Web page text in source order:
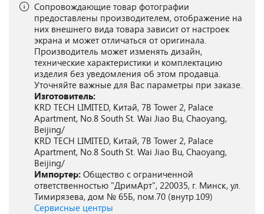
Сопровождающие товар фотографии
предоставлены производителем, отображение на
них внешнего вида товара зависит от настроек
экрана и может отличаться от оригинала.
Производитель может изменять дизайн,
технические характеристики и комплектацию
изделия без уведомления об этом продавца.
Уточняйте важные для Вас параметры при заказе.
Изготовитель:
KRD TECH LIMITED, Китай, 7B Tower 2, Palace
Apartment, No.8 South St. Wai Jiao Bu, Chaoyang,
Beijing/
KRD TECH LIMITED, Китай, 7B Tower 2, Palace
Apartment, No.8 South St. Wai Jiao Bu, Chaoyang,
Beijing/
Импортер: Общество с ограниченной
ответственностью "ДримАрт", 220035, г. Минск, ул.
Тимирязева, дом № 65Б, пом.70 (внутр.109)
Сервисные центры